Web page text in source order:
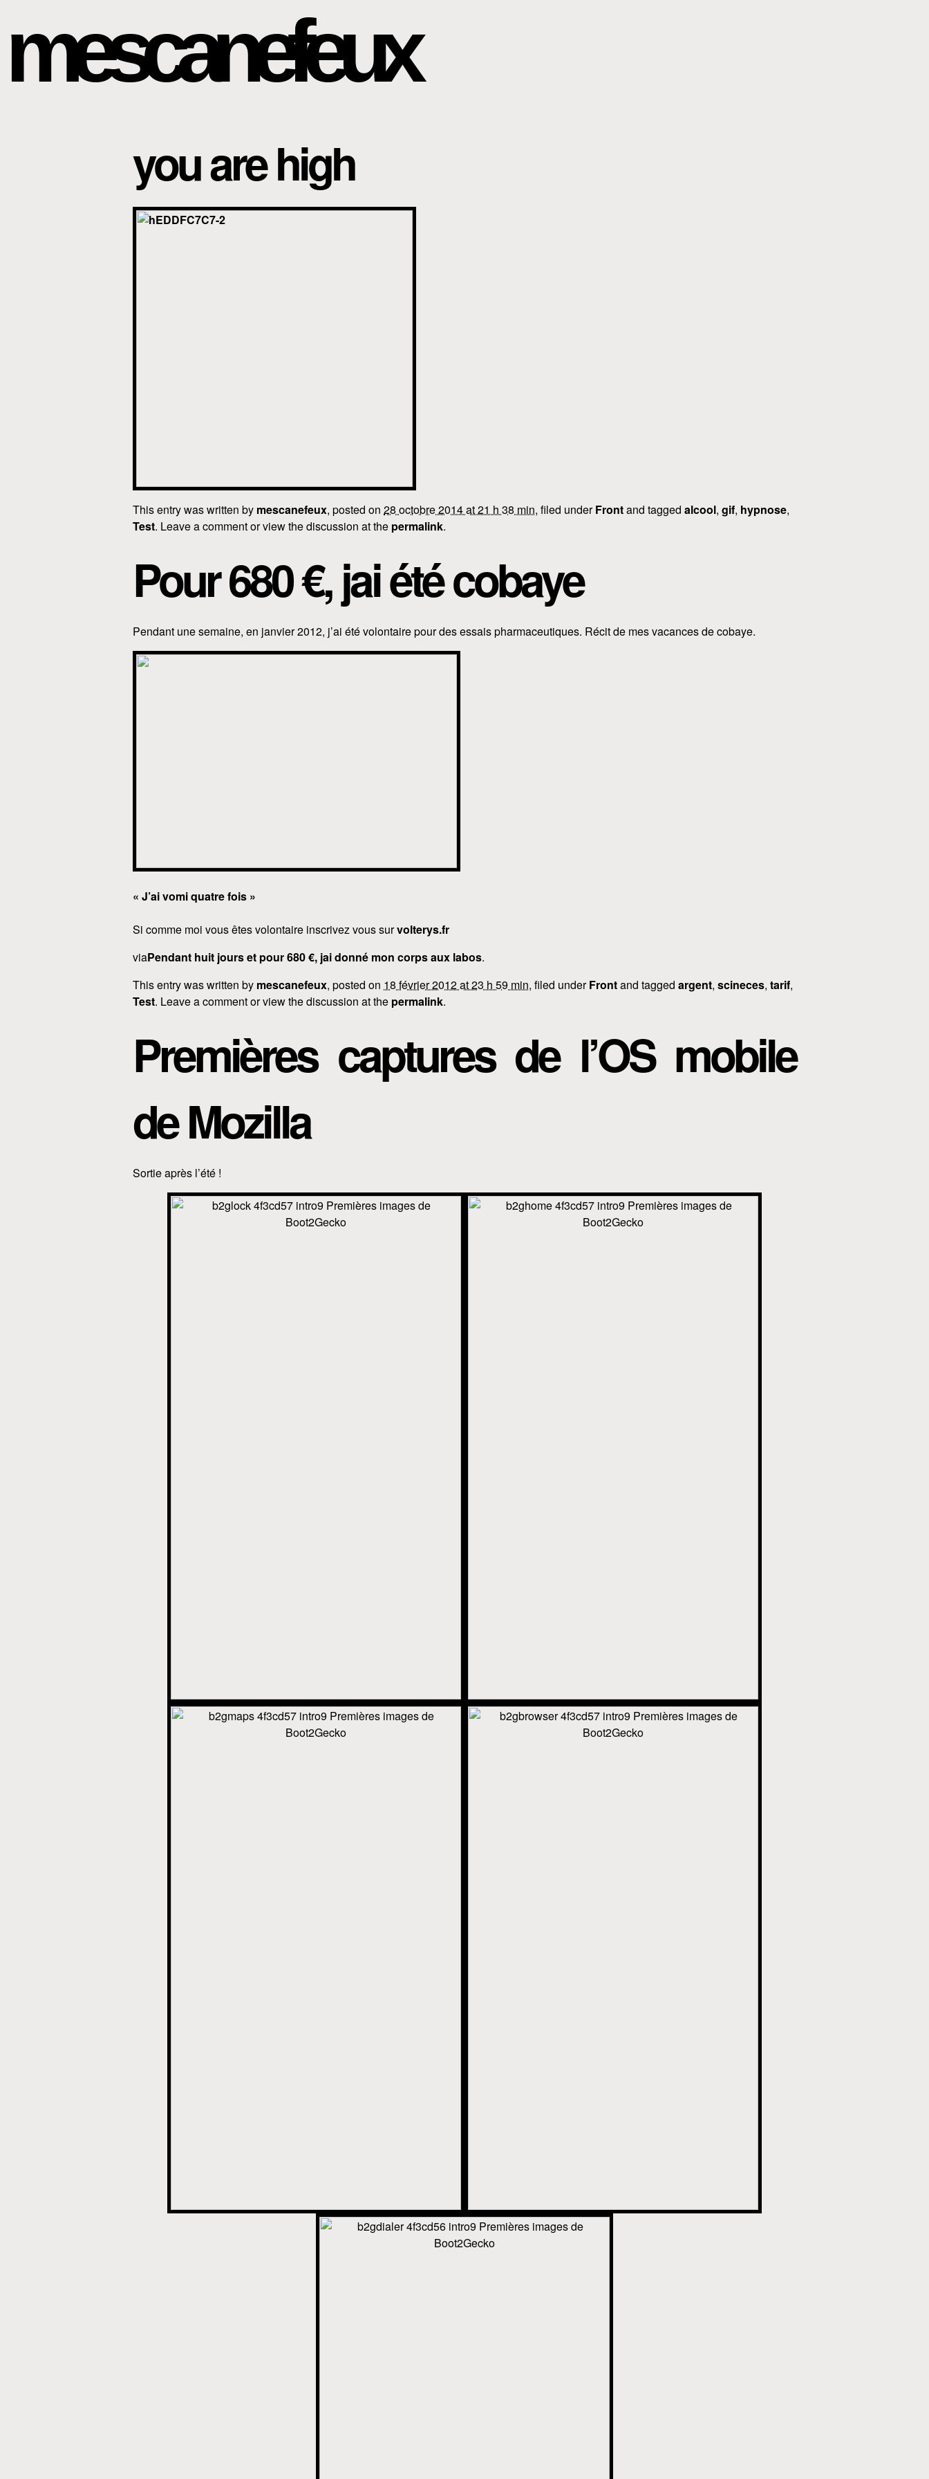
mescanefeux
you are high
This entry was written by mescanefeux, posted on 28 octobre 2014 at 21 h 38 min, filed underFrontand tagged alcool, gif, hypnose,
Test. Leave a comment or view the discussion at the permalink.
Pour 680 €, jai été cobaye
Pendant une semaine, en janvier 2012, j’ai été volontaire pour des essais pharmaceutiques. Récit de mes vacances de cobaye.
« J’ai vomi quatre fois »
Si comme moi vous êtes volontaire inscrivez vous survolterys.fr
viaPendant huit jours et pour 680 €, jai donné mon corps aux labos.
This entry was written by mescanefeux, posted on 18 février 2012 at 23 h 59 min, filed underFrontand tagged argent, scineces, tarif,
Test. Leave a comment or view the discussion at the permalink.
Premières captures de l’OS mobile
de Mozilla
Sortie après l’été !